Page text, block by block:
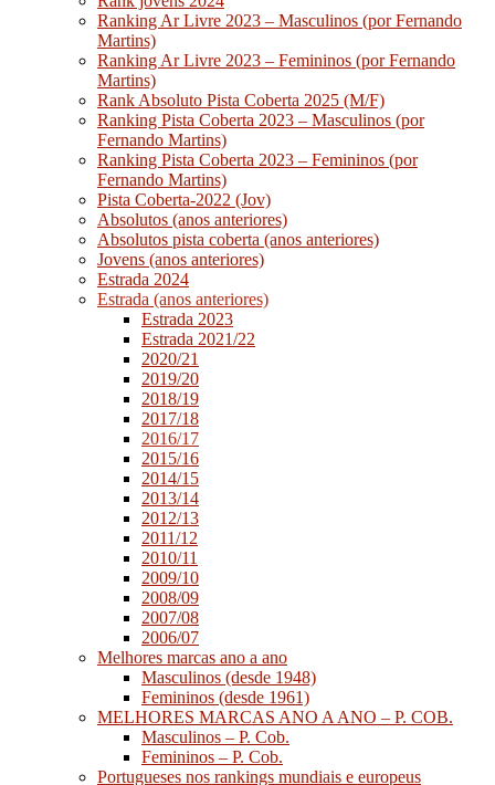
Ranking Ar Livre 2023 – Masculinos (por Fernando
Martins)
Ranking Ar Livre 2023 – Femininos (por Fernando
Martins)
Rank Absoluto Pista Coberta 2025 (M/F)
Ranking Pista Coberta 2023 – Masculinos (por
Fernando Martins)
Ranking Pista Coberta 2023 – Femininos (por
Fernando Martins)
Pista Coberta-2022 (Jov)
Absolutos (anos anteriores)
Absolutos pista coberta (anos anteriores)
Jovens (anos anteriores)
Estrada 2024
Estrada (anos anteriores)
Estrada 2023
Estrada 2021/22
2020/21
2019/20
2018/19
2017/18
2016/17
2015/16
2014/15
2013/14
2012/13
2011/12
2010/11
2009/10
2008/09
2007/08
2006/07
Melhores marcas ano a ano
Masculinos (desde 1948)
Femininos (desde 1961)
MELHORES MARCAS ANO A ANO – P. COB.
Masculinos – P. Cob.
Femininos – P. Cob.
Portugueses nos rankings mundiais e europeus